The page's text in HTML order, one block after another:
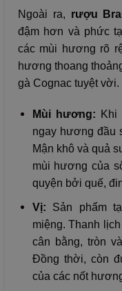
Ngoài ra, rượu
đậm hơn và phức
các mùi hương rõ
hương thoang
gà Cognac tuyệt vời.
Mùi hương: Khi
ngay hương đầu
Mận khô và quả
mùi hương của
quyện bởi quế,
Vị: Sản phẩm
miệng. Thanh
cân bằng, tròn
Đồng thời, còn
của các nốt